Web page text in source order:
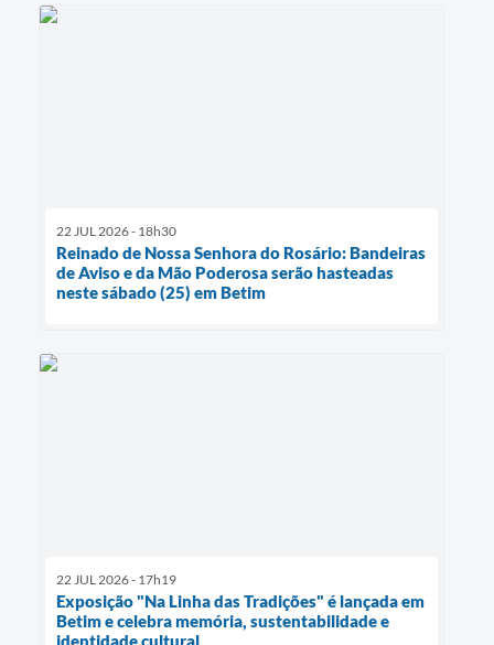
22 JUL 2026 - 18h30
Reinado de Nossa Senhora do Rosário: Bandeiras
de Aviso e da Mão Poderosa serão hasteadas
neste sábado (25) em Betim
22 JUL 2026 - 17h19
Exposição "Na Linha das Tradições" é lançada em
Betim e celebra memória, sustentabilidade e
identidade cultural